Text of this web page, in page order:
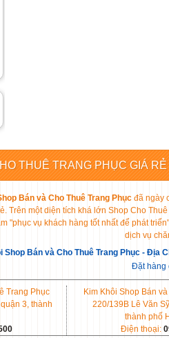
THUÊ TRANG PHỤC GIÁ
Bán và Cho Thuê Trang Phụcđã ngày
Trên một diện tích khá lớn Shop Cho
"phục vụ khách hàng tốt nhất để phát
dịch vụ
Shop Bán và Cho Thuê Trang Phục - Địa
Đặt hàng
Trang Phục
3, thành
Kim Khôi Shop Bán
220/139B Lê Văn
thành phố
Điện thoại: